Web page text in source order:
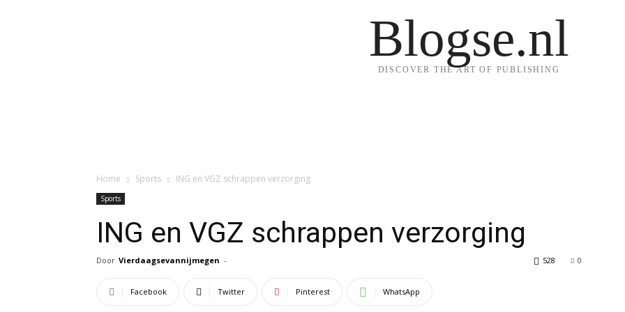
Blogse.nl
DISCOVER THE ART OF PUBLISHING
Home Sports ING en VGZ schrappen verzorging
Sports
ING en VGZ schrappen verzorging
Door Vierdaagsevannijmegen - 0
528
Facebook Twitter Pinterest WhatsApp